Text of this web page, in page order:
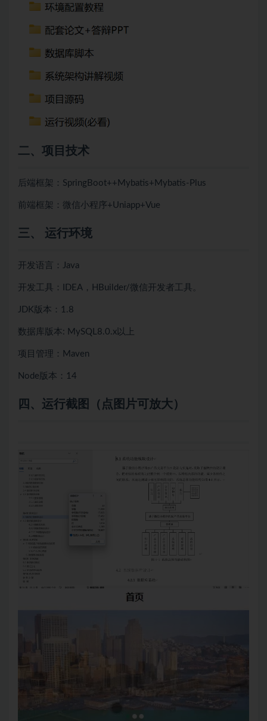
二、项目技术
后端框架：SpringBoot++ Mybatis+ Mybatis-Plus
前端框架：微信小程序+Uniapp+Vue
三、 运行环境
开发语言：Java
开发工具：IDEA，HBuilder/微信开发者工具。
JDK版本：1.8
数据库版本: MySQL8.0.x以上
项目管理：Maven
Node版本：14
四、 运行截图（点图片可放大）